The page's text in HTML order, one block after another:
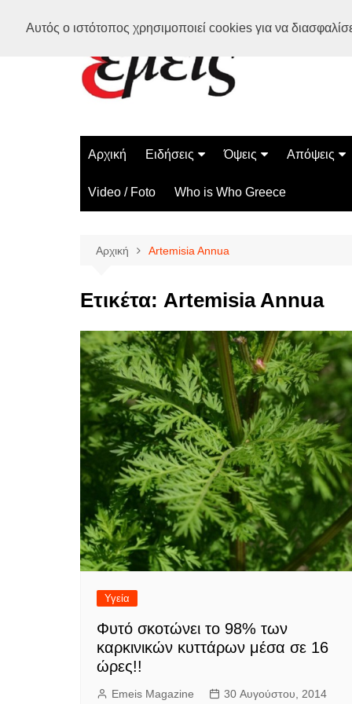
Αυτός ο ιστότοπος χρησιμοποιεί cookies για να
Αρχική Ειδήσεις
Ελλάδα
Διεθνή
Όψεις
Διάστημα
Επιστήμη
Περίεργα
Απόψεις
Video / Foto Who is Who Greece
Αρχική Artemisia Annua
Ετικέτα: Artemisia Annua
Υγεία
Φυτό σκοτώνει το 98% των
καρκινικών κυττάρων μέσα σε 16
ώρες!!
Emeis Magazine 30 Αυγούστου, 2014